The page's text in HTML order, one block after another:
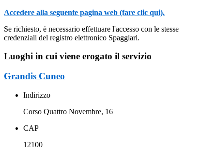
Accedere alla seguente pagina web (fare clic qui).
Se richiesto, è necessario effettuare l'accesso con le stesse
credenziali del registro elettronico Spaggiari.
Luoghi in cui viene erogato il servizio
Grandis Cuneo
Indirizzo
Corso Quattro Novembre, 16
CAP
12100